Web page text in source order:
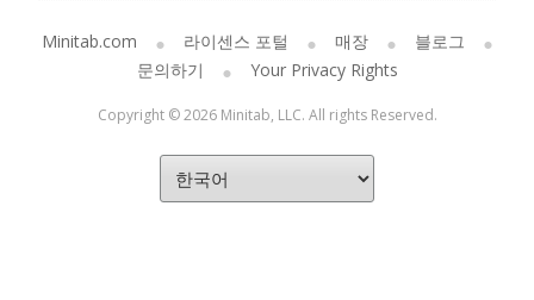
Minitab.com 라이센스 포털 매장
블로그
문의하기
Your Privacy Rights
Copyright © 2026 Minitab, LLC. All rights Reserved.